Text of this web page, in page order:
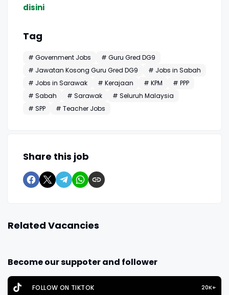
disini
Tag
# Government Jobs
# Guru Gred DG9
# Jawatan Kosong Guru Gred DG9
# Jobs in Sabah
# Jobs in Sarawak
# Kerajaan # KPM
# PPP
# Sabah
# Sarawak
# Seluruh Malaysia
# SPP
# Teacher Jobs
Share this job
Related Vacancies
Become our suppoter and follower
FOLLOW ON TIKTOK 20K+